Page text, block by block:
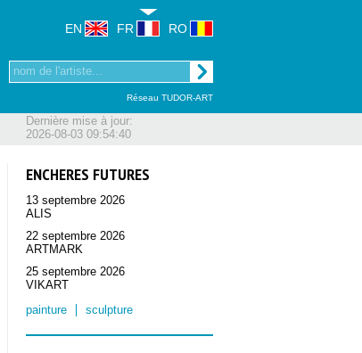
Réseau TUDOR-ART
EN FR RO
Dernière mise à jour:
2026-08-03 09:54:40
ENCHERES FUTURES
13 septembre 2026
ALIS
22 septembre 2026
ARTMARK
25 septembre 2026
VIKART
painture
sculpture